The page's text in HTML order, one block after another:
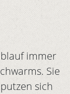
immer
Sie
sich